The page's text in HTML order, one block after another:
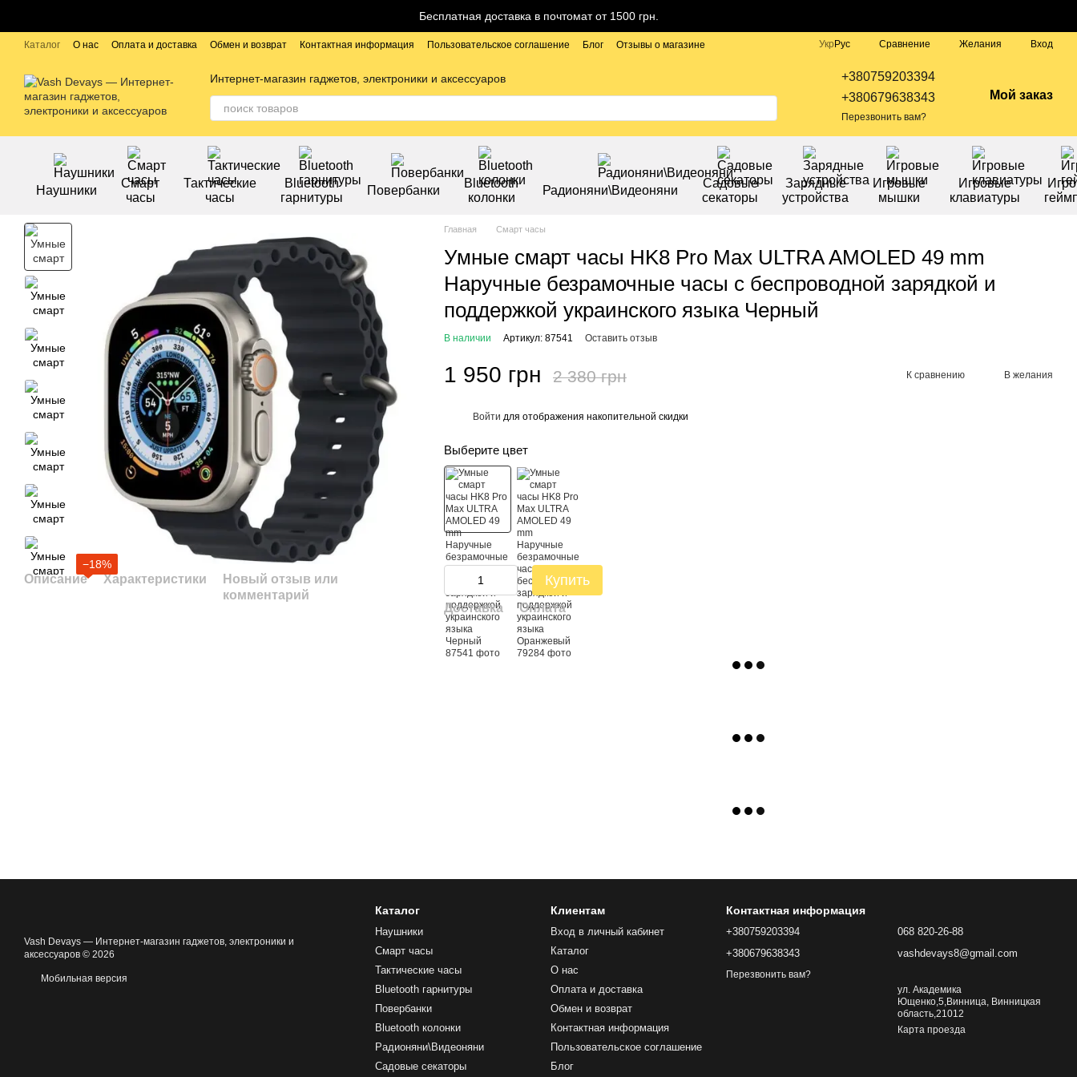
Бесплатная доставка в почтомат от 1500 грн.
Каталог О нас Оплата и доставка Обмен и возврат Контактная информация Пользовательское соглашение Блог
Отзывы о магазине
Укр Рус Сравнение Желания Вход
Интернет-магазин гаджетов, электроники и аксессуаров
+380759203394
+380679638343
Перезвонить вам?
Мой заказ
Наушники
Смарт
часы
Тактические
часы
Bluetooth
гарнитуры
Повербанки
Bluetooth
колонки
Радионяни\Видеоняни
Садовые
секаторы
Зарядные
устройства
Игровые
мышки
Игровые
клавиатуры
−18%
Описание Характеристики
Новый отзыв или
комментарий
Главная Смарт часы
Умные смарт часы HK8 Pro Max ULTRA AMOLED 49 mm
Наручные безрамочные часы с беспроводной зарядкой и
поддержкой украинского языка Черный
В наличии Артикул: 87541 Оставить отзыв
1 950 грн 2 380 грн К сравнению В желания
Войти для отображения накопительной скидки
Выберите цвет
Купить
Доставка Оплата
Vash Devays — Интернет-магазин гаджетов, электроники и
аксессуаров © 2026
Мобильная версия
Каталог
Наушники
Смарт часы
Тактические часы
Bluetooth гарнитуры
Повербанки
Bluetooth колонки
Радионяни\Видеоняни
Садовые секаторы
Клиентам
Вход в личный кабинет
Каталог
О нас
Оплата и доставка
Обмен и возврат
Контактная информация
Пользовательское соглашение
Блог
Контактная информация
+380759203394
+380679638343
Перезвонить вам?
068 820-26-88
vashdevays8@gmail.com
ул. Академика
Ющенко,5,Винница, Винницкая
область,21012
Карта проезда